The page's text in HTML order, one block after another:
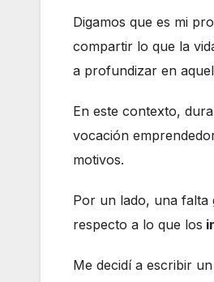
Digamos que es mi
compartir lo que la
a profundizar en
En este contexto,
vocación
motivos.
Por un lado, una falta
respecto a lo que los
Me decidí a escribir